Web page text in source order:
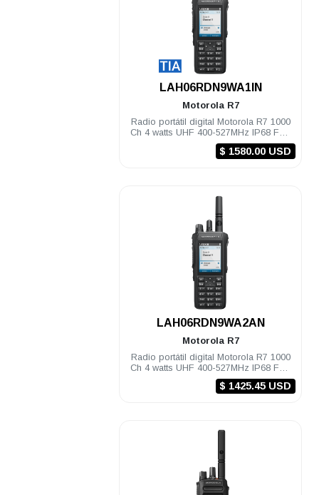
LAH06RDN9WA1IN
Motorola R7
Radio portátil digital Motorola R7 1000
Ch 4 watts UHF 400-527MHz IP68 FKP
TIA Compatible
$ 1580.00 USD
LAH06RDN9WA2AN
Motorola R7
Radio portátil digital Motorola R7 1000
Ch 4 watts UHF 400-527MHz IP68 FKP
Compatible
$ 1425.45 USD